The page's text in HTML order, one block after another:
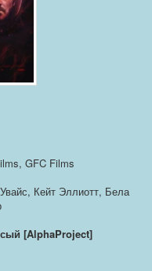
GFC Films
Кейт Эллиотт, Бела
[AlphaProject]